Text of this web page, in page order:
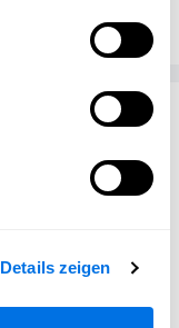
Details zeigen